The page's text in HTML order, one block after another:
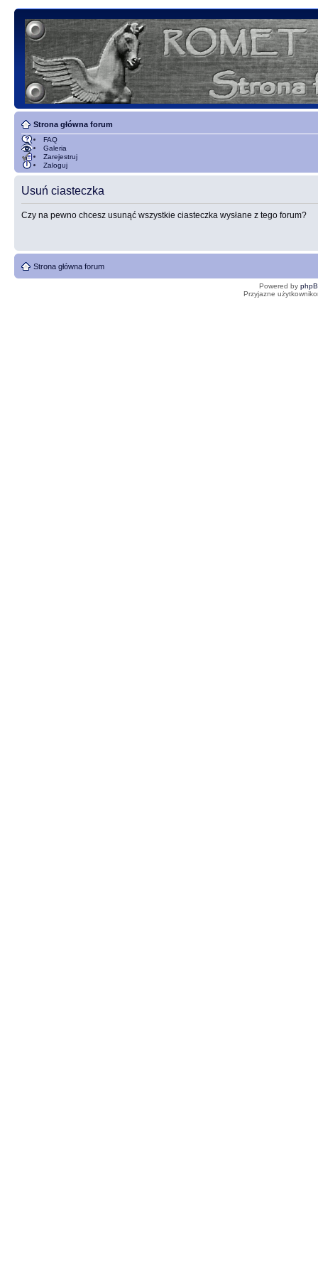
Strona główna forum
FAQ
Galeria
Zarejestruj
Zaloguj
Usuń ciasteczka
Czy na pewno chcesz usunąć wszystkie ciasteczka wysłane z tego forum?
Strona główna forum
Powered by
Przyjazne